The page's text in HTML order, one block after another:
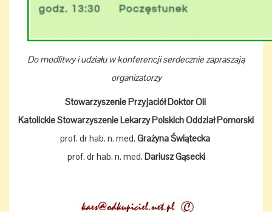
Do modlitwy i udziału w konferencji serdecznie zapraszają
organizatorzy
Stowarzyszenie Przyjaciół Doktor Oli
Katolickie Stowarzyszenie Lekarzy Polskich Oddział Pomorski
prof. dr hab. n. med. Grażyna Świątecka
prof. dr hab. n. med. Dariusz Gąsecki